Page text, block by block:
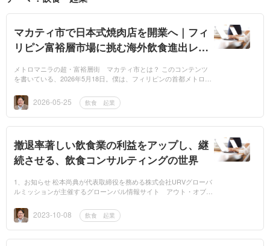
マカティ市で日本式焼肉店を開業へ｜フィ
リピン富裕層市場に挑む海外飲食進出レポ
メトロマニラの超・富裕層街 マカティ市とは？ このコンテンツ
を書いている、2026年5月18日。僕は、フィリピンの首都メトロマ
同じ規模の1...
2026-05-25 飲食 起業
撤退率著しい飲食業の利益をアップし、継
続させる、飲食コンサルティングの世界
1、お知らせ 松本尚典が代表取締役を務める株式会社URVグローバ
ルミッションが主催するグローンバル情報サイト アウト・オブ・
食起業編にて、...
2023-10-08 飲食 起業